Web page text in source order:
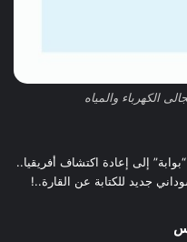
الكهرباء والمياه
إلى إعادة اكتشاف أفريقيا..
جديد للكتابة عن القارة..!